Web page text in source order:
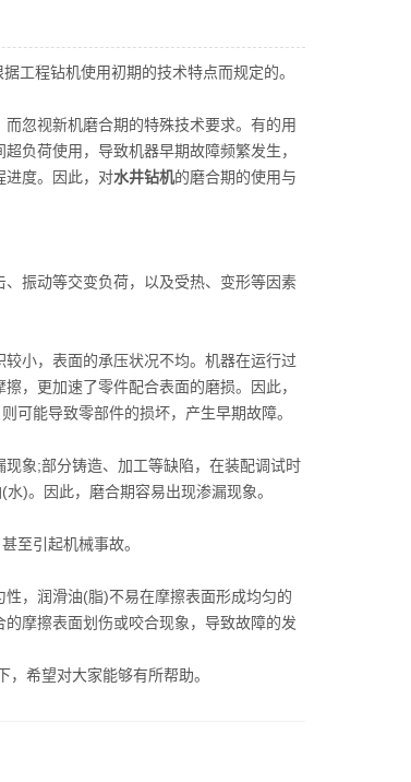
工程钻机使用初期的技术特点而规定的。
忽视新机磨合期的特殊技术要求。有的用
负荷使用，导致机器早期故障频繁发生，
进度。因此，对水井钻机的磨合期的使用与
振动等交变负荷，以及受热、变形等因素
小，表面的承压状况不均。机器在运行过
，更加速了零件配合表面的磨损。因此，
可能导致零部件的损坏，产生早期故障。
象;部分铸造、加工等缺陷，在装配调试时
)。因此，磨合期容易出现渗漏现象。
至引起机械事故。
，润滑油(脂)不易在摩擦表面形成均匀的
摩擦表面划伤或咬合现象，导致故障的发
希望对大家能够有所帮助。